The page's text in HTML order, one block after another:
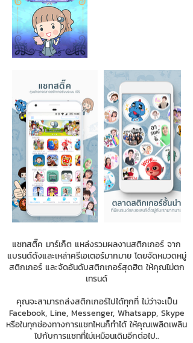
แชทสติ๊ค มาร์เก็ต แหล่งรวมผลงานสติกเกอร์ จาก
แบรนด์ดังและเหล่าครีเอเตอร์มากมาย โดยจัดหมวดหมู่
สติกเกอร์ และจัดอันดับสติกเกอร์สุดฮิต ให้คุณไม่ตก
เทรนด์
คุณจะสามารถส่งสติกเกอร์ไปได้ทุกที่ ไม่ว่าจะเป็น
Facebook, Line, Messenger, Whatsapp, Skype
หรือในทุกช่องทางการแชทไหนก็ทำได้ ให้คุณเพลิดเพลิน
ไปกับการแชทที่ไม่เหมือนเดิมอีกต่อไป..